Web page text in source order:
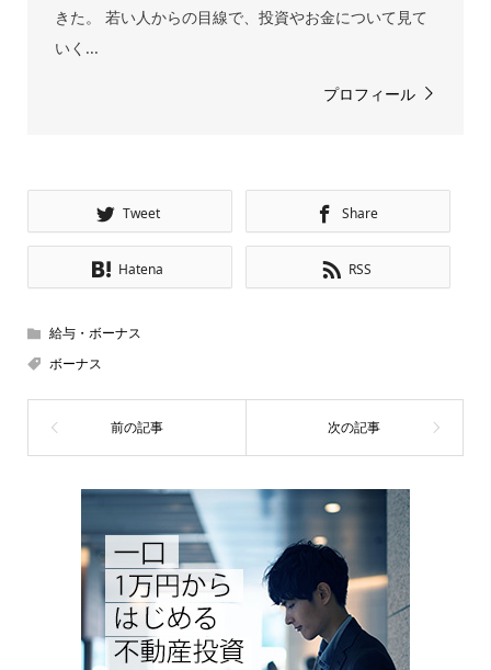
きた。 若い人からの目線で、投資やお金について見て
いく...
プロフィール
Tweet Share
Hatena RSS
給与・ボーナス
ボーナス